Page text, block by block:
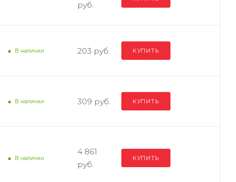
руб.
В наличии 203 руб. КУПИТЬ
В наличии 309 руб. КУПИТЬ
В наличии
4 861
руб.
КУПИТЬ